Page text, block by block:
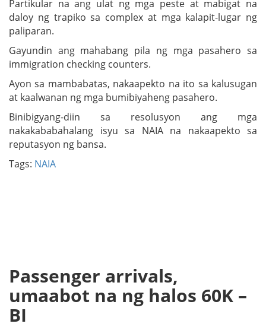
Partikular na ang ulat ng mga peste at mabigat na
daloy ng trapiko sa complex at mga kalapit-lugar ng
paliparan.
Gayundin ang mahabang pila ng mga pasahero sa
immigration checking counters.
Ayon sa mambabatas, nakaapekto na ito sa kalusugan
at kaalwanan ng mga bumibiyaheng pasahero.
Binibigyang-diin sa resolusyon ang mga
nakakababahalang isyu sa NAIA na nakaapekto sa
reputasyon ng bansa.
Tags: NAIA
Passenger arrivals,
umaabot na ng halos 60K –
BI